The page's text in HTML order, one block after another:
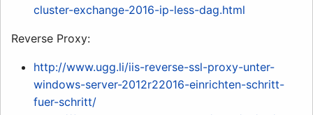
cluster-exchange-2016-ip-less-dag.html
Reverse Proxy:
http://www.ugg.li/iis-reverse-ssl-proxy-unter-
windows-server-2012r22016-einrichten-schritt-
fuer-schritt/